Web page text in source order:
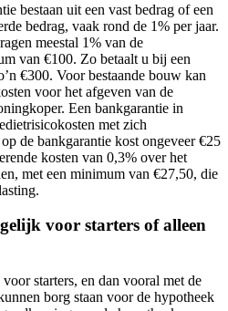
bestaan uit een vast bedrag of een
bedrag, vaak rond de 1% per jaar.
meestal 1% van de
van €100. Zo betaalt u bij een
€300. Voor bestaande bouw kan
voor het afgeven van de
Een bankgarantie in
met zich
de bankgarantie kost ongeveer €25
kosten van 0,3% over het
met een minimum van €27,50, die
voor starters of alleen
starters, en dan vooral met de
borg staan voor de hypotheek